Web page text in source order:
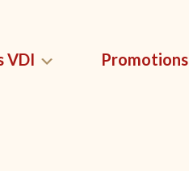
VDI Promotions